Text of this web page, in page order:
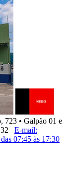
723 • Galpão 01 e
E-mail:
07:45 às 17:30